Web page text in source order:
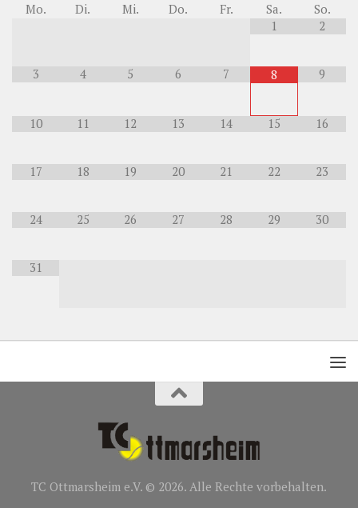
Mo.
Di. Mi. Do. Fr. Sa.
So.
1
2
3 4 5 6 7 8 9
10 11 12 13 14 15 16
17 18 19 20 21 22 23
24 25 26 27 28 29 30
31
TC Ottmarsheim e.V. © 2026. Alle Rechte vorbehalten.